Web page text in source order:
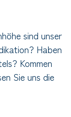
sind unser
Haben
Kommen
Sie uns die